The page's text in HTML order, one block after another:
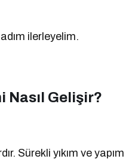
ilerleyelim.
Nasıl Gelişir?
Sürekli yıkım ve yapım